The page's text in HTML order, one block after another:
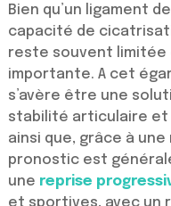
Bien qu’un ligament
capacité de
reste souvent limitée
importante. A cet
s’avère être une
stabilité articulaire et
ainsi que, grâce à
pronostic est
une reprise